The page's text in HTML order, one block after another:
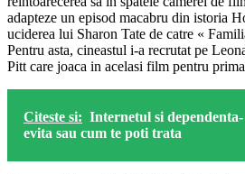
adapteze un episod macabru din istoria
uciderea lui Sharon Tate de catre «
Pentru asta, cineastul i-a recrutat pe
Pitt care joaca in acelasi film pentru
Citeste si: Internetul si
evita sau cum te poti trata